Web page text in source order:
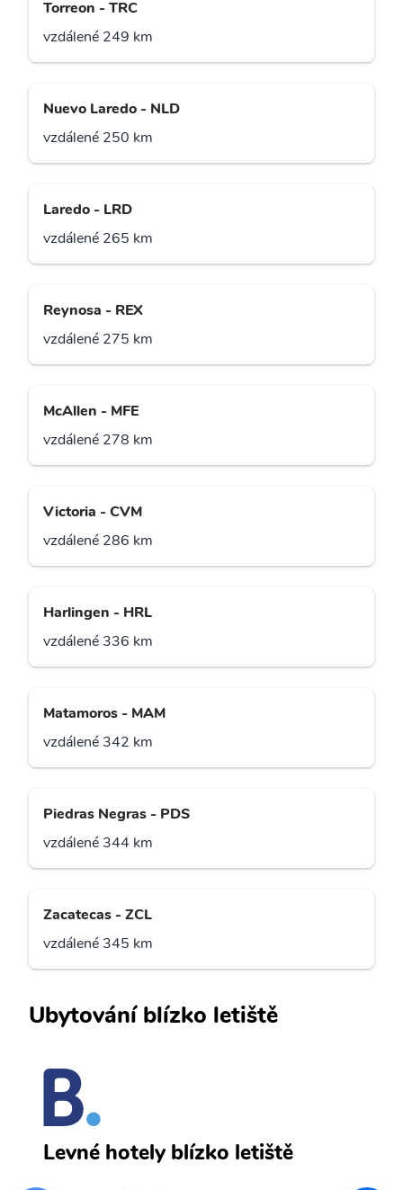
Torreon - TRC
vzdálené 249 km
Nuevo Laredo - NLD
vzdálené 250 km
Laredo - LRD
vzdálené 265 km
Reynosa - REX
vzdálené 275 km
McAllen - MFE
vzdálené 278 km
Victoria - CVM
vzdálené 286 km
Harlingen - HRL
vzdálené 336 km
Matamoros - MAM
vzdálené 342 km
Piedras Negras - PDS
vzdálené 344 km
Zacatecas - ZCL
vzdálené 345 km
Ubytování blízko letiště
Levné hotely blízko letiště